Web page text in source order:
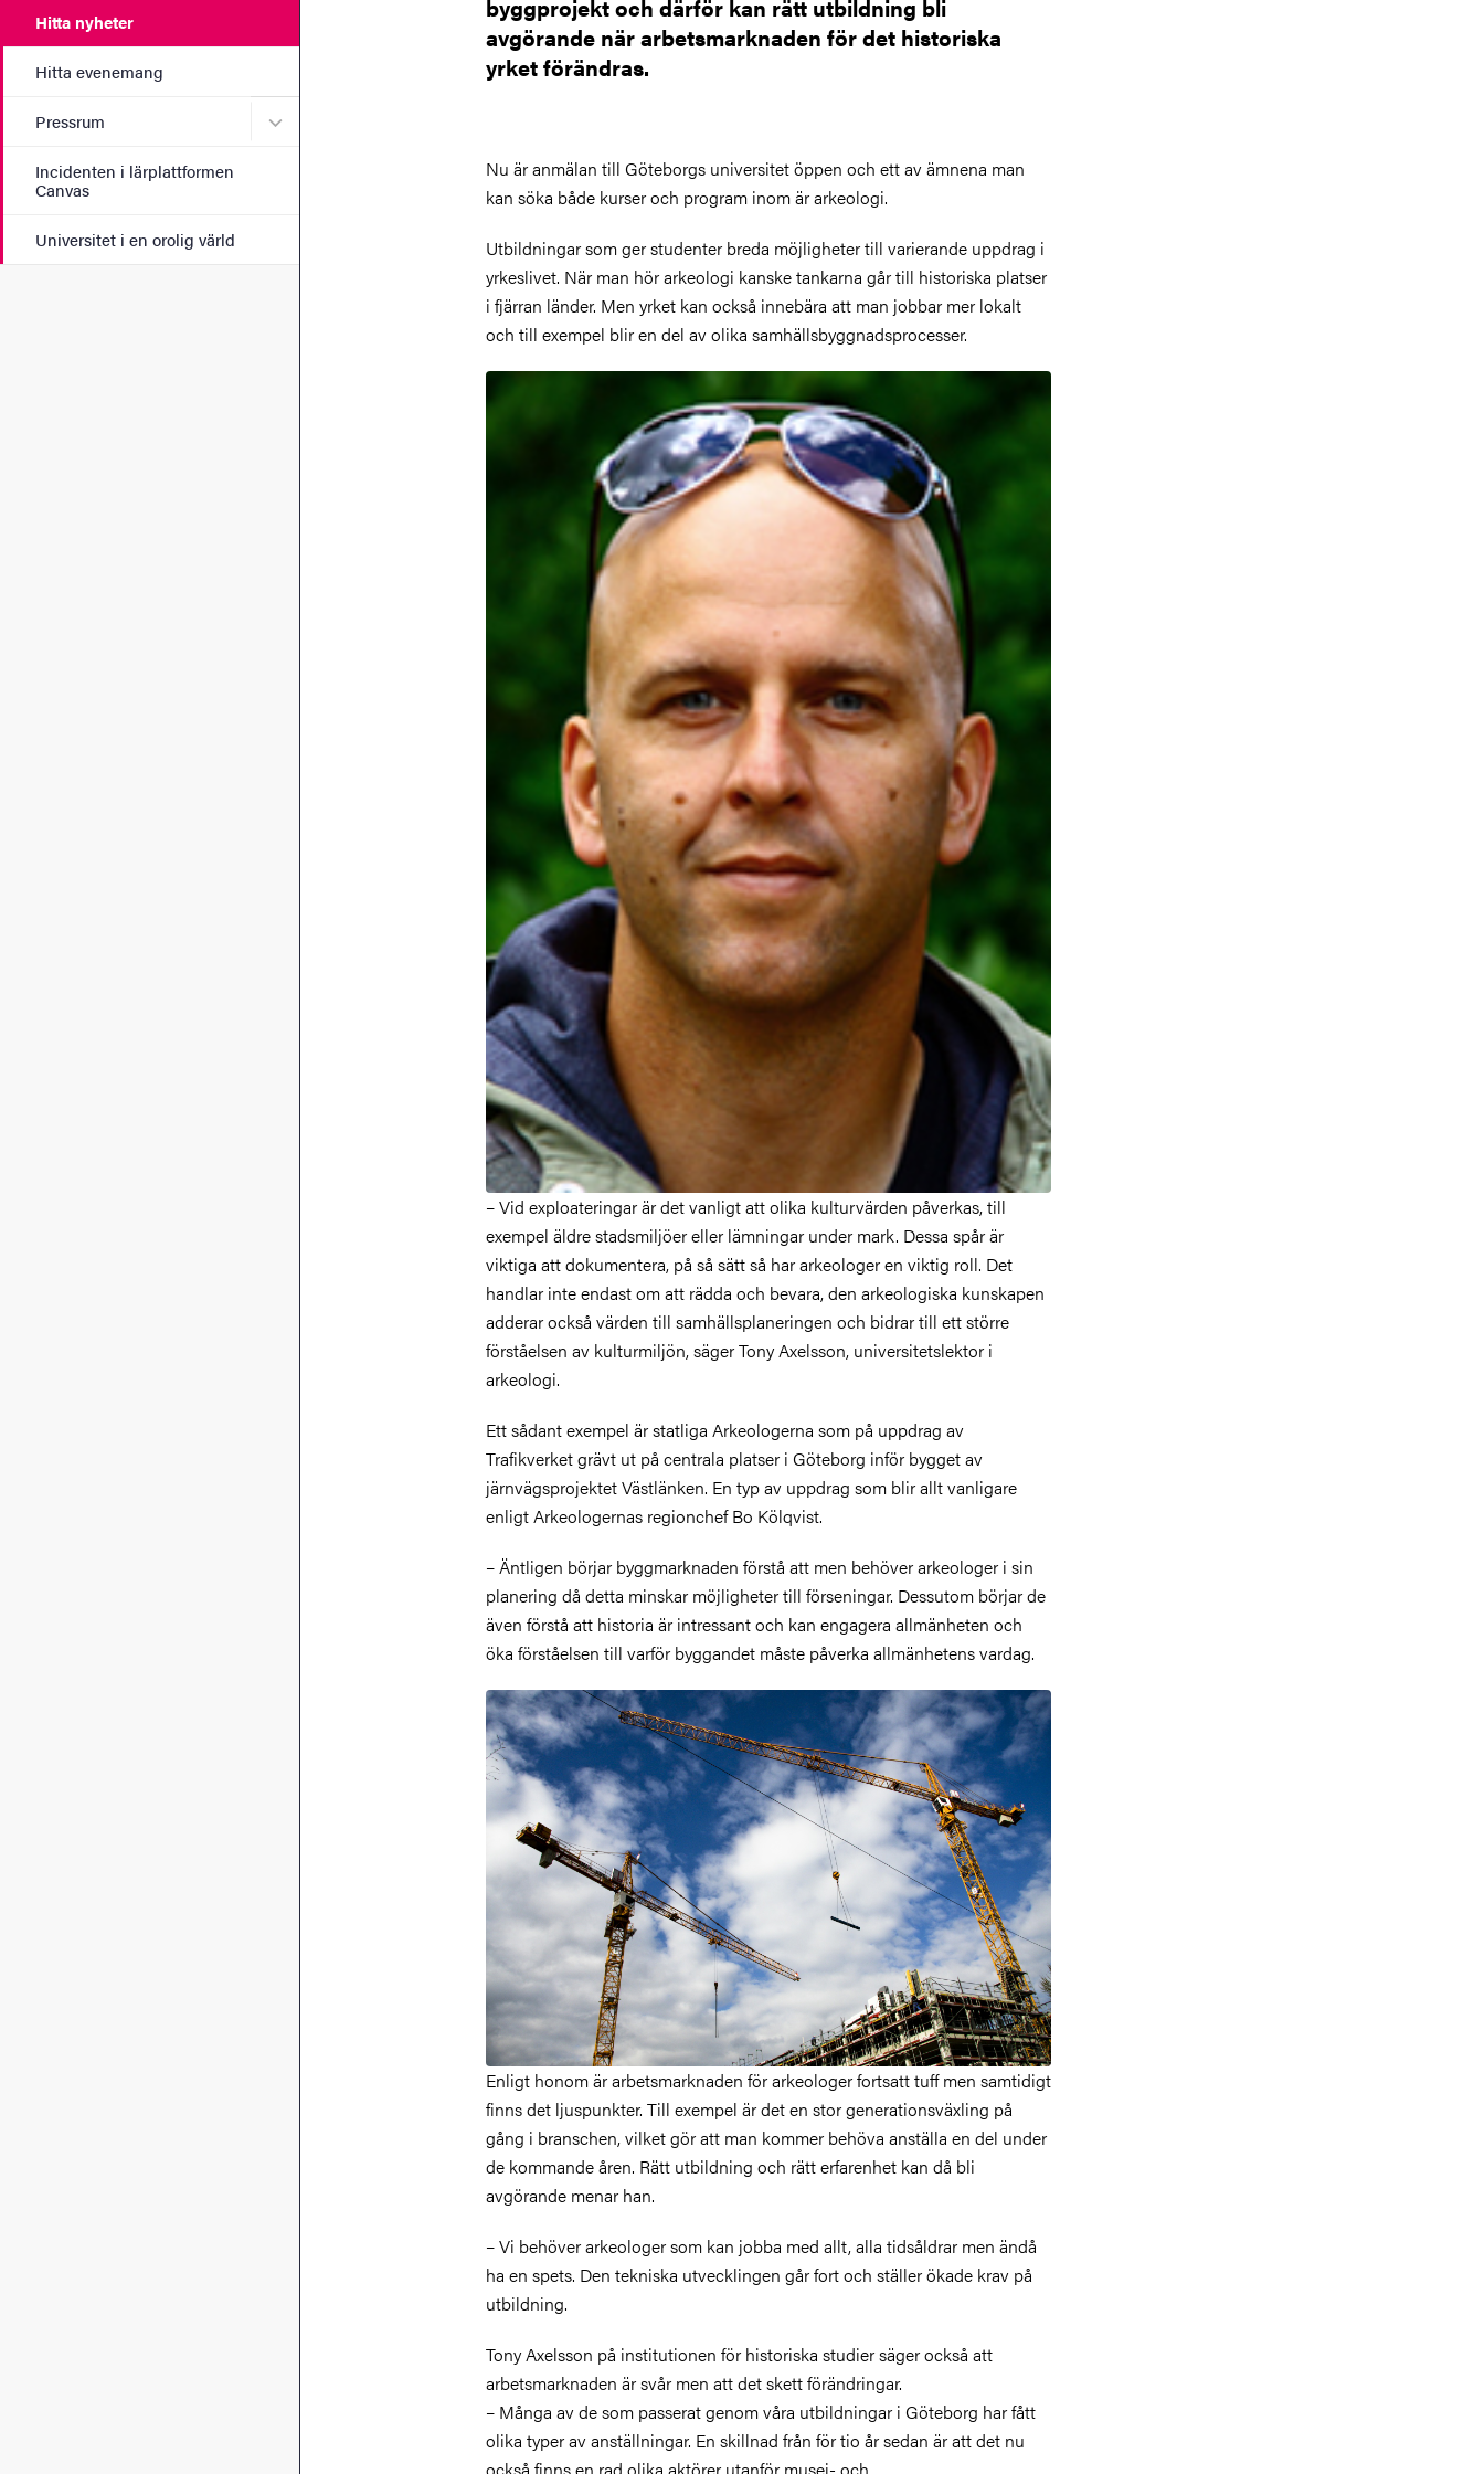
Hitta nyheter
Hitta evenemang
Pressrum Undermeny för Pressrum
Incidenten i lärplattformen
Canvas
Universitet i en orolig värld
byggprojekt och därför kan rätt utbildning bli
avgörande när arbetsmarknaden för det historiska
yrket förändras.
Nu är anmälan till Göteborgs universitet öppen och ett av ämnena man
kan söka både kurser och program inom är arkeologi.
Utbildningar som ger studenter breda möjligheter till varierande uppdrag i
yrkeslivet. När man hör arkeologi kanske tankarna går till historiska platser
i fjärran länder. Men yrket kan också innebära att man jobbar mer lokalt
och till exempel blir en del av olika samhällsbyggnadsprocesser.
– Vid exploateringar är det vanligt att olika kulturvärden påverkas, till
exempel äldre stadsmiljöer eller lämningar under mark. Dessa spår är
viktiga att dokumentera, på så sätt så har arkeologer en viktig roll. Det
handlar inte endast om att rädda och bevara, den arkeologiska kunskapen
adderar också värden till samhällsplaneringen och bidrar till ett större
förståelsen av kulturmiljön, säger Tony Axelsson, universitetslektor i
arkeologi.
Ett sådant exempel är statliga Arkeologerna som på uppdrag av
Trafikverket grävt ut på centrala platser i Göteborg inför bygget av
järnvägsprojektet Västlänken. En typ av uppdrag som blir allt vanligare
enligt Arkeologernas regionchef Bo Kölqvist.
– Äntligen börjar byggmarknaden förstå att men behöver arkeologer i sin
planering då detta minskar möjligheter till förseningar. Dessutom börjar de
även förstå att historia är intressant och kan engagera allmänheten och
öka förståelsen till varför byggandet måste påverka allmänhetens vardag.
Enligt honom är arbetsmarknaden för arkeologer fortsatt tuff men samtidigt
finns det ljuspunkter. Till exempel är det en stor generationsväxling på
gång i branschen, vilket gör att man kommer behöva anställa en del under
de kommande åren. Rätt utbildning och rätt erfarenhet kan då bli
avgörande menar han.
– Vi behöver arkeologer som kan jobba med allt, alla tidsåldrar men ändå
ha en spets. Den tekniska utvecklingen går fort och ställer ökade krav på
utbildning.
Tony Axelsson på institutionen för historiska studier säger också att
arbetsmarknaden är svår men att det skett förändringar.
– Många av de som passerat genom våra utbildningar i Göteborg har fått
olika typer av anställningar. En skillnad från för tio år sedan är att det nu